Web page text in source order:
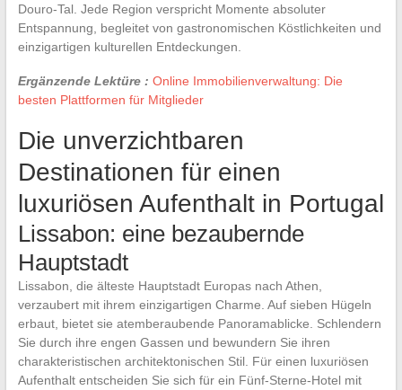
Douro-Tal. Jede Region verspricht Momente absoluter
Entspannung, begleitet von gastronomischen Köstlichkeiten und
einzigartigen kulturellen Entdeckungen.
Ergänzende Lektüre : Online Immobilienverwaltung: Die
besten Plattformen für Mitglieder
Die unverzichtbaren
Destinationen für einen
luxuriösen Aufenthalt in Portugal
Lissabon: eine bezaubernde
Hauptstadt
Lissabon, die älteste Hauptstadt Europas nach Athen,
verzaubert mit ihrem einzigartigen Charme. Auf sieben Hügeln
erbaut, bietet sie atemberaubende Panoramablicke. Schlendern
Sie durch ihre engen Gassen und bewundern Sie ihren
charakteristischen architektonischen Stil. Für einen luxuriösen
Aufenthalt entscheiden Sie sich für ein Fünf-Sterne-Hotel mit